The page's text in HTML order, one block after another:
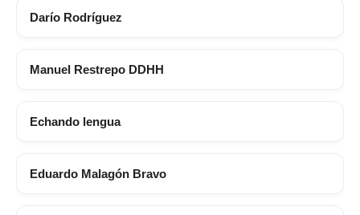
Darío Rodríguez
Manuel Restrepo DDHH
Echando lengua
Eduardo Malagón Bravo